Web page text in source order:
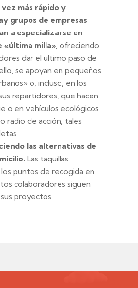
más rápido y
grupos de empresas
a especializarse en
«última milla», ofreciendo
dar el último paso de
se apoyan en pequeños
o, incluso, en los
repartidores, que hacen
o en vehículos ecológicos
radio de acción, tales
las alternativas de
Las taquillas
puntos de recogida en
colaboradores siguen
proyectos.